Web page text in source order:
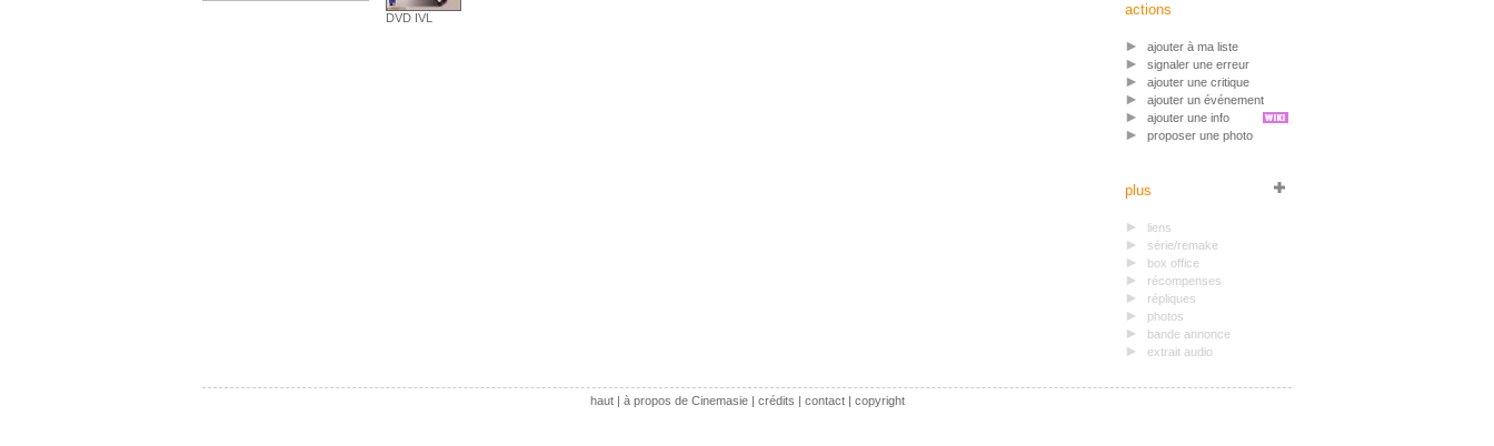
DVD IVL
actions
ajouter à ma liste
signaler une erreur
ajouter une critique
ajouter un événement
ajouter une info
proposer une photo
plus
liens
série/remake
box office
récompenses
répliques
photos
bande annonce
extrait audio
haut| à propos de Cinemasie| crédits | contact| copyright